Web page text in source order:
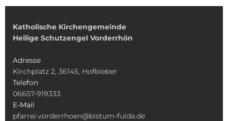
Katholische Kirchengemeinde
Heilige Schutzengel Vorderrhön
Adresse
Kirchplatz 2, 36145, Hofbieber
Telefon
06657-919333
E-Mail
pfarrei.vorderrhoen@bistum-fulda.de